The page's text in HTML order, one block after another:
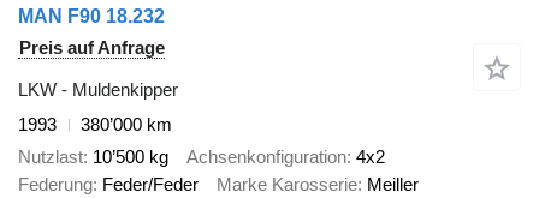
MAN F90 18.232
Preis auf Anfrage
LKW - Muldenkipper
1993
380’000 km
Nutzlast 10’500 kg Achsenkonfiguration 4x2
Federung Feder/Feder Marke Karosserie Meiller